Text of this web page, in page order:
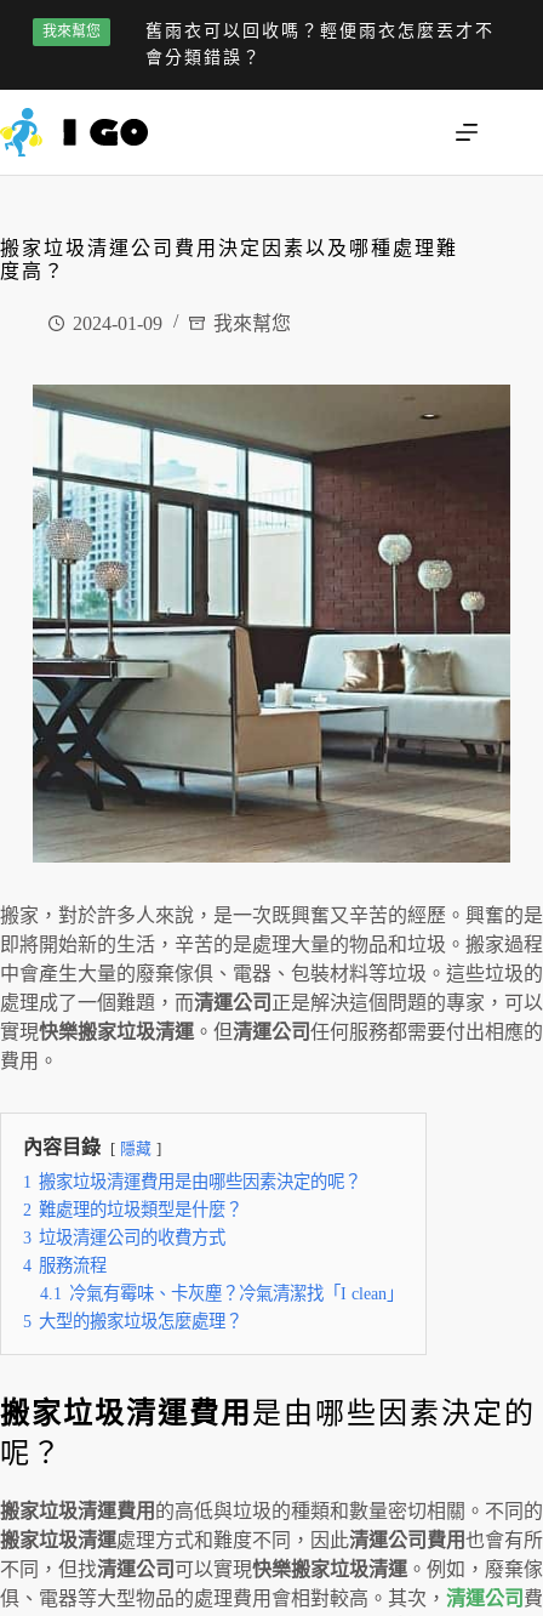
我來幫您
舊雨衣可以回收嗎？輕便雨衣怎麼丟才不
會分類錯誤？
搬家垃圾清運公司費用決定因素以及哪種處理難
度高？
2024-01-09 我來幫您
搬家，對於許多人來說，是一次既興奮又辛苦的經歷。興奮的是
即將開始新的生活，辛苦的是處理大量的物品和垃圾。搬家過程
中會產生大量的廢棄傢俱、電器、包裝材料等垃圾。這些垃圾的
處理成了一個難題，而清運公司 正是解決這個問題的專家，可以
實現快樂搬家垃圾清運 。但清運公司任何服務都需要付出相應的
費用。
內容目錄 隱藏
1 搬家垃圾清運費用是由哪些因素決定的呢？
2 難處理的垃圾類型是什麼？
3 垃圾清運公司的收費方式
4 服務流程
4.1 冷氣有霉味、卡灰塵？冷氣清潔找「I clean」
5 大型的搬家垃圾怎麼處理？
搬家垃圾清運費用 是由哪些因素決定的
呢？
搬家垃圾清運費用 的高低與垃圾的種類和數量密切相關。不同的
搬家垃圾清運處理方式和難度不同，因此清運公司費用也會有所
不同，但找清運公司 可以實現快樂搬家垃圾清運。例如，廢棄傢
俱、電器等大型物品的處理費用會相對較高。其次， 清運公司 費